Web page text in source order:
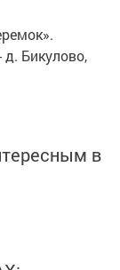
Бикулово,
в